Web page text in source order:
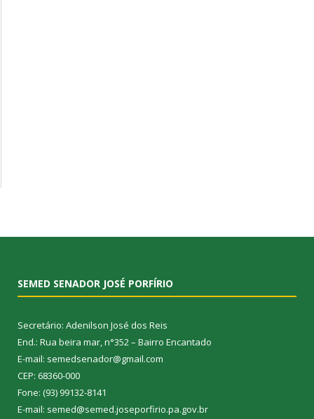
SEMED SENADOR JOSÉ PORFÍRIO
Secretário: Adenilson José dos Reis
End.: Rua beira mar, n°352 – Bairro Encantado
E-mail: semedsenador@gmail.com
CEP: 68360-000
Fone: (93) 99132-8141
E-mail: semed@semed.joseporfirio.pa.gov.br